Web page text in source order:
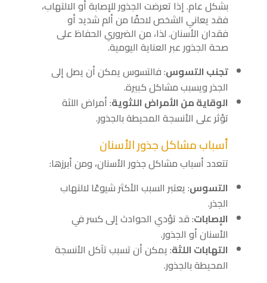
بشكل عام. إذا تعرضت الجذور للإصابة أو الالتهاب،
فقد يعاني الشخص لاحقًا من ألم شديد أو
فقدان الأسنان. لذا، من الضروري الحفاظ على
صحة الجذور عبر العناية اليومية.
تجنب التسوس: فالتسوس يمكن أن يصل إلى
الجذر ويسبب مشاكل كبيرة.
الوقاية من الأمراض اللثوية: أمراض اللثة
تؤثر على الأنسجة المحيطة بالجذور.
أسباب مشاكل جذور الأسنان
تتعدد أسباب مشاكل جذور الأسنان، ومن أبرزها:
التسوس: يعتبر السبب الأكثر شيوعًا لالتهاب
الجذر.
الإصابات: قد تؤدي الحوادث إلى كسر في
الأسنان أو الجذور.
التهابات اللثة: يمكن أن تسبب تآكل الأنسجة
المحيطة بالجذور.